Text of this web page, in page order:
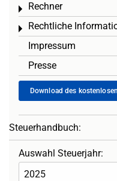
Rechner
Toggle menu
Rechtliche
Toggle menu
Impressum
Presse
Download des
Steuerhandbuch:
Auswahl Steuerjahr: